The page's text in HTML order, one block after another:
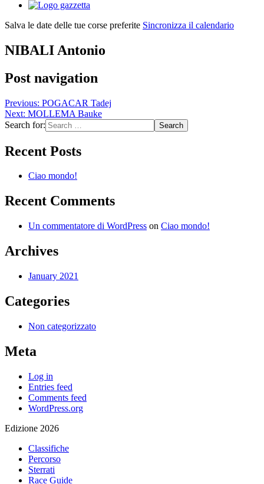
Salva le date delle tue corse preferite Sincronizza il calendario
NIBALI Antonio
Post navigation
Previous: POGACAR Tadej
Next: MOLLEMA Bauke
Search for:
Recent Posts
Ciao mondo!
Recent Comments
Un commentatore di WordPress on Ciao mondo!
Archives
January 2021
Categories
Non categorizzato
Meta
Log in
Entries feed
Comments feed
WordPress.org
Edizione 2026
Classifiche
Percorso
Sterrati
Race Guide